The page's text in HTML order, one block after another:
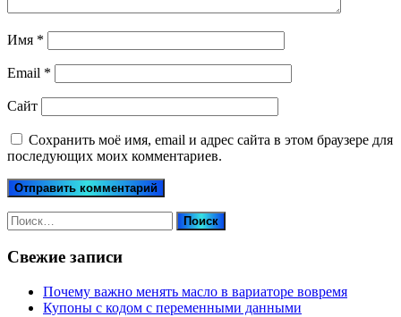
Имя *
Email *
Сайт
Сохранить моё имя, email и адрес сайта в этом браузере для
последующих моих комментариев.
Найти:
Свежие записи
Почему важно менять масло в вариаторе вовремя
Купоны c кодом с переменными данными